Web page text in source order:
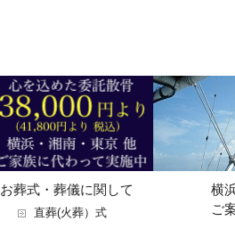
お葬式・葬儀に関して
直葬(火葬）式
横
ご